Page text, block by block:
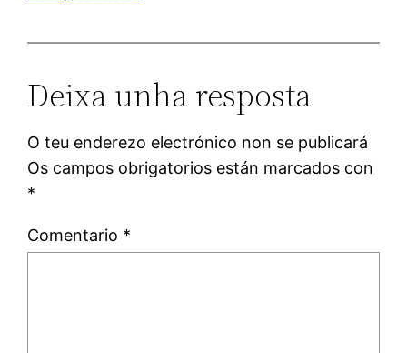
Deixa unha resposta
O teu enderezo electrónico non se publicará
Os campos obrigatorios están marcados con
*
Comentario *